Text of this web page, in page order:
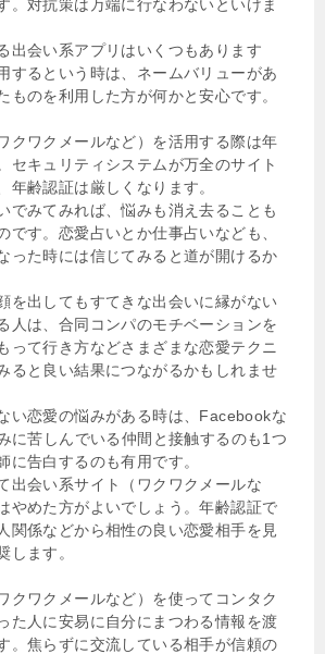
。対抗策は万端に行なわないといけま
出会い系アプリはいくつもあります
するという時は、ネームバリューがあ
ものを利用した方が何かと安心です。
クワクメールなど）を活用する際は年
セキュリティシステムが万全のサイト
年齢認証は厳しくなります。
でみてみれば、悩みも消え去ることも
です。恋愛占いとか仕事占いなども、
った時には信じてみると道が開けるか
を出してもすてきな出会いに縁がない
人は、合同コンパのモチベーションを
って行き方などさまざまな恋愛テクニ
ると良い結果につながるかもしれませ
い恋愛の悩みがある時は、Facebookな
に苦しんでいる仲間と接触するのも1つ
に告白するのも有用です。
出会い系サイト（ワクワクメールな
やめた方がよいでしょう。年齢認証で
関係などから相性の良い恋愛相手を見
します。
クワクメールなど）を使ってコンタク
た人に安易に自分にまつわる情報を渡
。焦らずに交流している相手が信頼の